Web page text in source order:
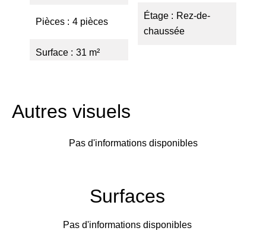
Pièces 4 pièces
Surface 31 m²
Étage
Rez-de-
chaussée
Autres visuels
Pas d'informations disponibles
Surfaces
Pas d'informations disponibles